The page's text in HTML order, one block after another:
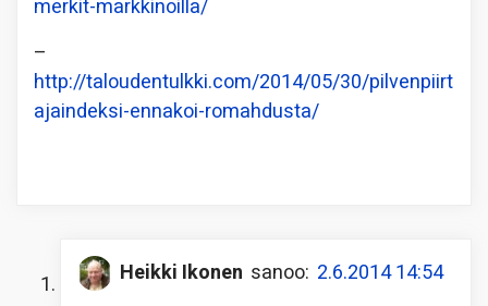
merkit-markkinoilla/
–
http://taloudentulkki.com/2014/05/30/pilvenpiirt
ajaindeksi-ennakoi-romahdusta/
Heikki Ikonen sanoo: 2.6.2014 14:54